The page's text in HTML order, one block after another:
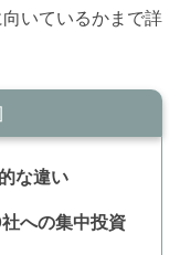
いているかまで詳
な違い
への集中投資